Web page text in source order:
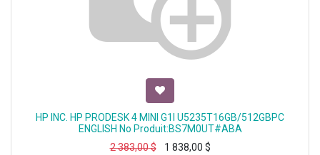
HP INC. HP PRODESK 4 MINI G1I U5235T16GB/512GBPC
ENGLISH No Produit:BS7M0UT#ABA
2 383,00$ 1 838,00 $